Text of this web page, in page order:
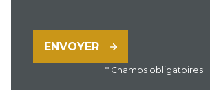
ENVOYER
* Champs obligatoires